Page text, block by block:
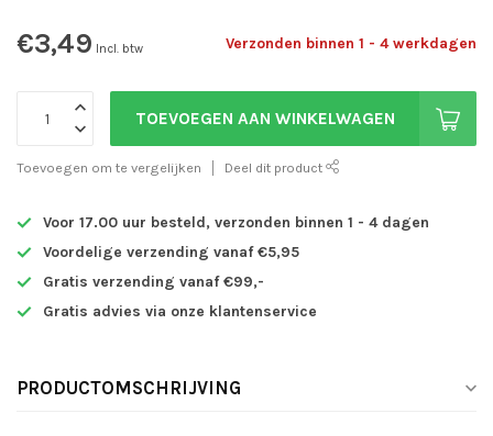
€3,49 Incl. btw Verzonden binnen 1 - 4 werkdagen
TOEVOEGEN AAN WINKELWAGEN
Toevoegen om te vergelijken Deel dit product
Voor 17.00 uur besteld, verzonden binnen 1 - 4 dagen
Voordelige verzending vanaf €5,95
Gratis verzending vanaf €99,-
Gratis advies via onze klantenservice
PRODUCTOMSCHRIJVING